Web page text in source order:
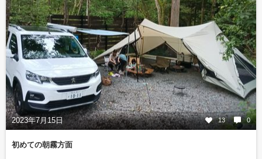
2023年7月15日 13 0
初めての朝霧方面